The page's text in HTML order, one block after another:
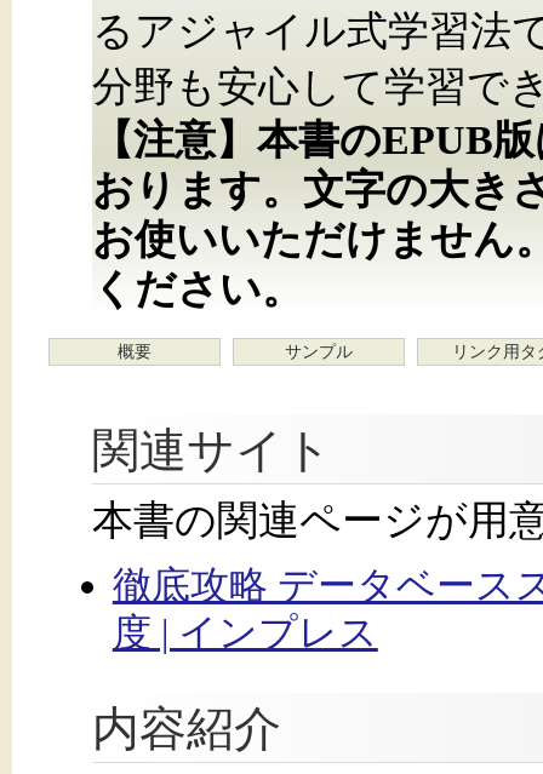
るアジャイル式学習法
分野も安心して学習で
【注意】本書のEPUB
おります。文字の大き
お使いいただけません
ください。
概要 サンプル リンク用タ
関連サイト
本書の関連ページが用
徹底攻略 データベース
度 | インプレス
内容紹介